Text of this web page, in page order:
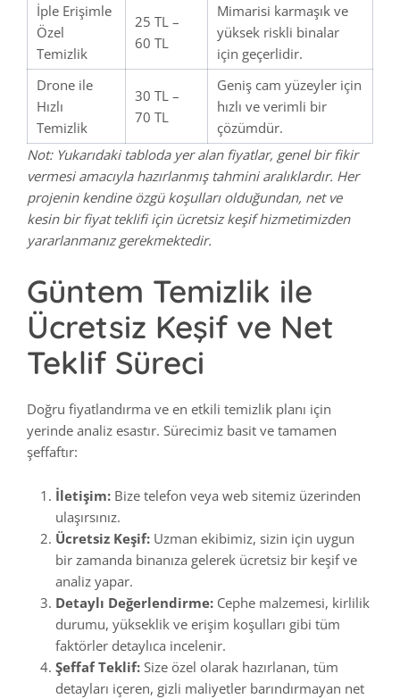
İple Erişimle
Özel
Temizlik
25 TL –
60 TL
Mimarisi karmaşık ve
yüksek riskli binalar
için geçerlidir.
Drone ile
Hızlı
Temizlik
30 TL –
70 TL
Geniş cam yüzeyler için
hızlı ve verimli bir
çözümdür.
Not: Yukarıdaki tabloda yer alan fiyatlar, genel bir fikir
vermesi amacıyla hazırlanmış tahmini aralıklardır. Her
projenin kendine özgü koşulları olduğundan, net ve
kesin bir fiyat teklifi için ücretsiz keşif hizmetimizden
yararlanmanız gerekmektedir.
Güntem Temizlik ile
Ücretsiz Keşif ve Net
Teklif Süreci
Doğru fiyatlandırma ve en etkili temizlik planı için
yerinde analiz esastır. Sürecimiz basit ve tamamen
şeffaftır:
İletişim: Bize telefon veya web sitemiz üzerinden
ulaşırsınız.
Ücretsiz Keşif: Uzman ekibimiz, sizin için uygun
bir zamanda binanıza gelerek ücretsiz bir keşif ve
analiz yapar.
Detaylı Değerlendirme: Cephe malzemesi, kirlilik
durumu, yükseklik ve erişim koşulları gibi tüm
faktörler detaylıca incelenir.
Şeffaf Teklif: Size özel olarak hazırlanan, tüm
detayları içeren, gizli maliyetler barındırmayan net